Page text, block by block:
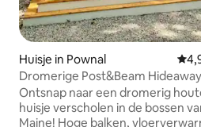
Huisje in Pownal
Dromerige Post&Beam
buurt van Portland en Freeport
Ontsnap naar een dromerig
huisje verscholen in de bossen
Maine! Hoge balken,